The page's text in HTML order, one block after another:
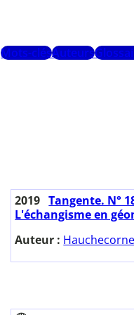
Mots-clésAuteurs
2019 Tangente. N°
L'échangisme en
Auteur :